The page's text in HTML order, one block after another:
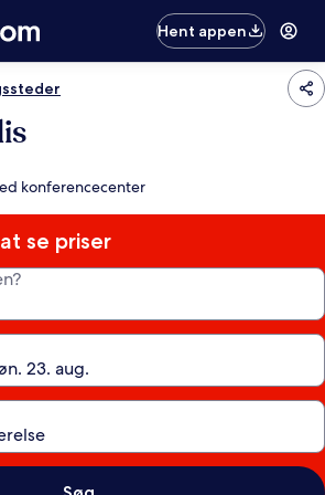
Hent appen
konferencecenter
se priser